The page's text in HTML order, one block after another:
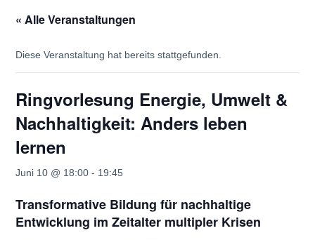
« Alle Veranstaltungen
Diese Veranstaltung hat bereits stattgefunden.
Ringvorlesung Energie, Umwelt &
Nachhaltigkeit: Anders leben
lernen
Juni 10 @ 18:00 - 19:45
Transformative Bildung für nachhaltige
Entwicklung im Zeitalter multipler Krisen